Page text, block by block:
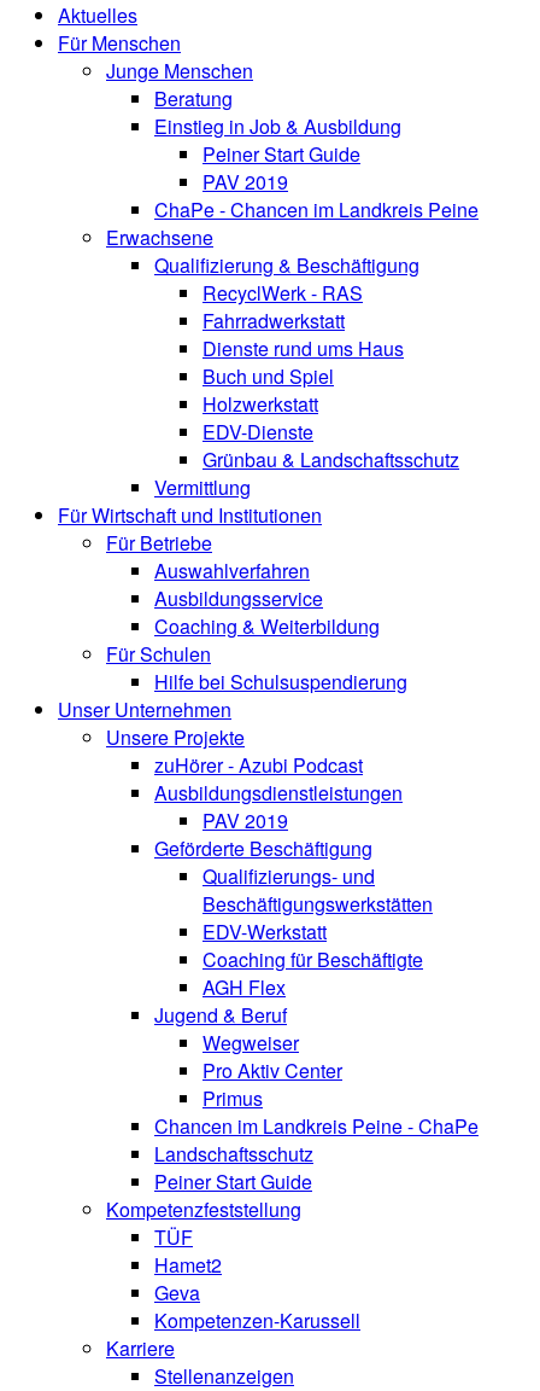
Aktuelles
Für Menschen
Junge Menschen
Beratung
Einstieg in Job & Ausbildung
Peiner Start Guide
PAV 2019
ChaPe - Chancen im Landkreis Peine
Erwachsene
Qualifizierung & Beschäftigung
RecyclWerk - RAS
Fahrradwerkstatt
Dienste rund ums Haus
Buch und Spiel
Holzwerkstatt
EDV-Dienste
Grünbau & Landschaftsschutz
Vermittlung
Für Wirtschaft und Institutionen
Für Betriebe
Auswahlverfahren
Ausbildungsservice
Coaching & Weiterbildung
Für Schulen
Hilfe bei Schulsuspendierung
Unser Unternehmen
Unsere Projekte
zuHörer - Azubi Podcast
Ausbildungsdienstleistungen
PAV 2019
Geförderte Beschäftigung
Qualifizierungs- und
Beschäftigungswerkstätten
EDV-Werkstatt
Coaching für Beschäftigte
AGH Flex
Jugend & Beruf
Wegweiser
Pro Aktiv Center
Primus
Chancen im Landkreis Peine - ChaPe
Landschaftsschutz
Peiner Start Guide
Kompetenzfeststellung
TÜF
Hamet2
Geva
Kompetenzen-Karussell
Karriere
Stellenanzeigen